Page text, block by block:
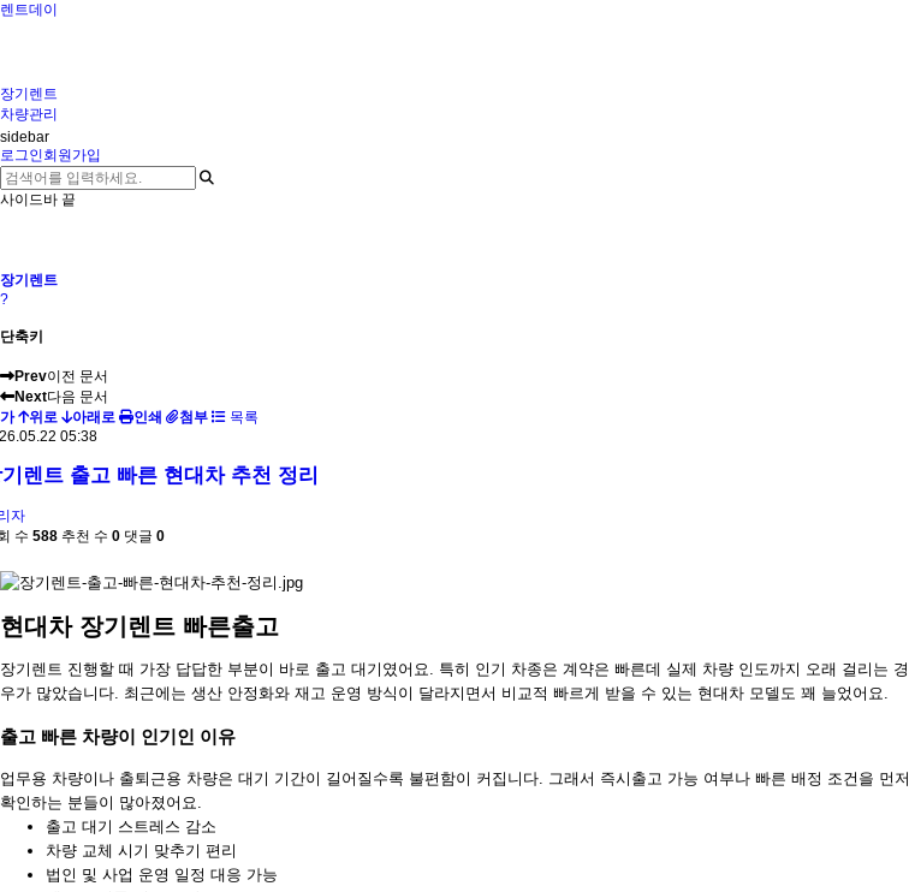
렌트데이
장기렌트
차량관리
sidebar
로그인회원가입
사이드바 끝
장기렌트
?
단축키
Prev이전 문서
Next다음 문서
가
위로 아래로 인쇄 첨부
목록
05:38
렌트 출고 빠른 현대차 추천 정리
자
수 588 추천 수 0 댓글 0
현대차 장기렌트 빠른출고
장기렌트 진행할 때 가장 답답한 부분이 바로 출고 대기였어요. 특히 인기 차종은 계약은 빠른데 실제 차량 인도까지 오래 걸리는 경
우가 많았습니다. 최근에는 생산 안정화와 재고 운영 방식이 달라지면서 비교적 빠르게 받을 수 있는 현대차 모델도 꽤 늘었어요.
출고 빠른 차량이 인기인 이유
업무용 차량이나 출퇴근용 차량은 대기 기간이 길어질수록 불편함이 커집니다. 그래서 즉시출고 가능 여부나 빠른 배정 조건을 먼저
확인하는 분들이 많아졌어요.
출고 대기 스트레스 감소
차량 교체 시기 맞추기 편리
법인 및 사업 운영 일정 대응 가능